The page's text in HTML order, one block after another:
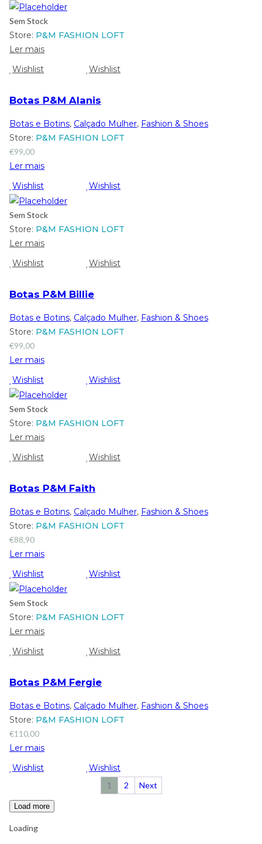
Sem Stock
Store: P&M FASHION LOFT
Ler mais
Wishlist
Wishlist
Botas P&M Alanis
Botas e Botins, Calçado Mulher, Fashion & Shoes
Store: P&M FASHION LOFT
€99,00
Ler mais
Wishlist
Wishlist
Sem Stock
Store: P&M FASHION LOFT
Ler mais
Wishlist
Wishlist
Botas P&M Billie
Botas e Botins, Calçado Mulher, Fashion & Shoes
Store: P&M FASHION LOFT
€99,00
Ler mais
Wishlist
Wishlist
Sem Stock
Store: P&M FASHION LOFT
Ler mais
Wishlist
Wishlist
Botas P&M Faith
Botas e Botins, Calçado Mulher, Fashion & Shoes
Store: P&M FASHION LOFT
€88,90
Ler mais
Wishlist
Wishlist
Sem Stock
Store: P&M FASHION LOFT
Ler mais
Wishlist
Wishlist
Botas P&M Fergie
Botas e Botins, Calçado Mulher, Fashion & Shoes
Store: P&M FASHION LOFT
€110,00
Ler mais
Wishlist
Wishlist
1 2 Next
Load more
Loading